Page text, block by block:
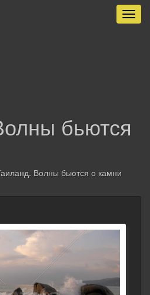
бьются
Волны бьются о камни